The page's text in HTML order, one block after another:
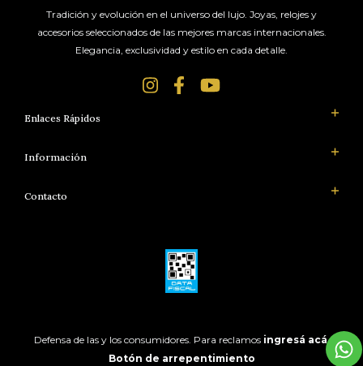
Tradición y evolución en el universo del lujo. Joyas, relojes y
accesorios seleccionados de las mejores marcas internacionales.
Elegancia, exclusividad y estilo en cada detalle.
Enlaces Rápidos
Información
Contacto
Defensa de las y los consumidores. Para reclamos ingresá acá.
Botón de arrepentimiento